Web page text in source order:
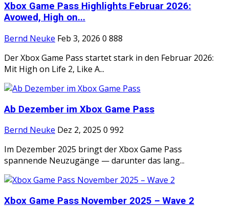
Xbox Game Pass Highlights Februar 2026:
Avowed, High on...
Bernd Neuke Feb 3, 2026 0 888
Der Xbox Game Pass startet stark in den Februar 2026:
Mit High on Life 2, Like A...
Ab Dezember im Xbox Game Pass
Bernd Neuke Dez 2, 2025 0 992
Im Dezember 2025 bringt der Xbox Game Pass
spannende Neuzugänge — darunter das lang...
Xbox Game Pass November 2025 – Wave 2